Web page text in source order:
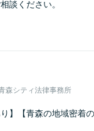
談ください。
森シティ法律事務所
】【青森の地域密着